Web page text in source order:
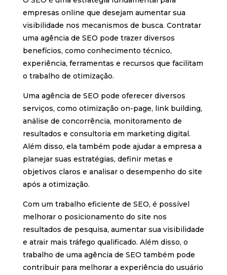
empresas online que desejam aumentar sua
visibilidade nos mecanismos de busca. Contratar
uma agência de SEO pode trazer diversos
benefícios, como conhecimento técnico,
experiência, ferramentas e recursos que facilitam
o trabalho de otimização.
Uma agência de SEO pode oferecer diversos
serviços, como otimização on-page, link building,
análise de concorrência, monitoramento de
resultados e consultoria em marketing digital.
Além disso, ela também pode ajudar a empresa a
planejar suas estratégias, definir metas e
objetivos claros e analisar o desempenho do site
após a otimização.
Com um trabalho eficiente de SEO, é possível
melhorar o posicionamento do site nos
resultados de pesquisa, aumentar sua visibilidade
e atrair mais tráfego qualificado. Além disso, o
trabalho de uma agência de SEO também pode
contribuir para melhorar a experiência do usuário